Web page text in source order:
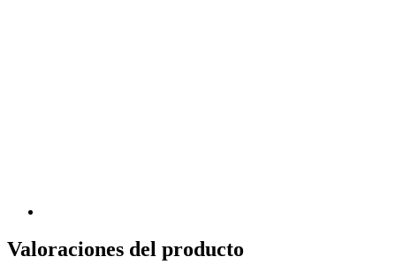
Valoraciones del producto